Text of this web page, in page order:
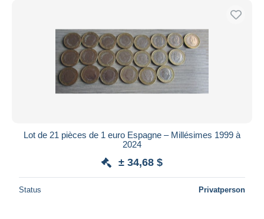
Lot de 21 pièces de 1 euro Espagne – Millésimes 1999 à
2024
± 34,68 $
Status Privatperson